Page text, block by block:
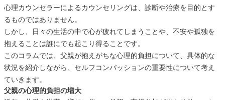
心理カウンセラーによるカウンセリングは、診断や治療を目的とす
るものではありません。
しかし、日々の生活の中で心が疲れてしまうことや、不安や孤独を
抱えることは誰にでも起こり得ることです。
このコラムでは、父親が抱えがちな心理的負担について、具体的な
状況を紹介しながら、セルフコンパッションの重要性について考え
ていきます。
父親の心理的負担の増大